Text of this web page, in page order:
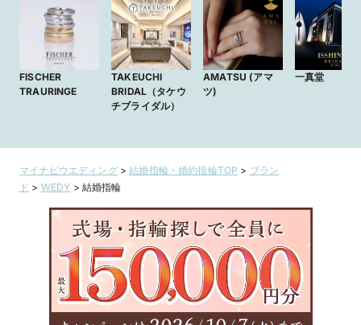
FISCHER
TRAURINGE
TAKEUCHI
BRIDAL（タケウ
チブライダル）
AMATSU (アマ
ツ)
一真堂
マイナビウエディング>結婚指輪・婚約指輪TOP > ブラン
ド > WEDY > 結婚指輪